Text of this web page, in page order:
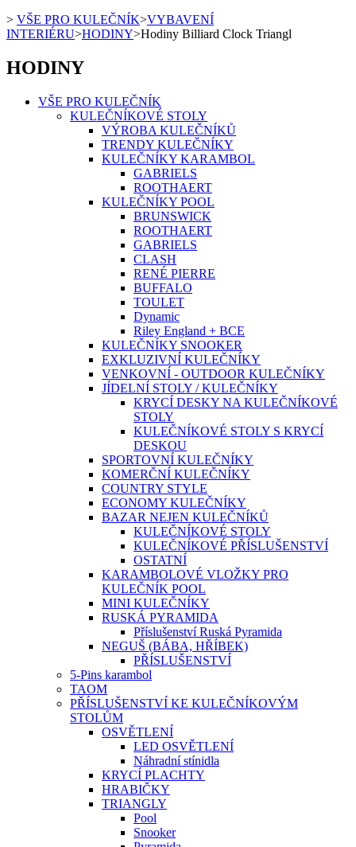
> VŠE PRO KULEČNÍK>VYBAVENÍ
INTERIÉRU>HODINY>Hodiny Billiard Clock Triangl
HODINY
VŠE PRO KULEČNÍK
KULEČNÍKOVÉ STOLY
VÝROBA KULEČNÍKŮ
TRENDY KULEČNÍKY
KULEČNÍKY KARAMBOL
GABRIELS
ROOTHAERT
KULEČNÍKY POOL
BRUNSWICK
ROOTHAERT
GABRIELS
CLASH
RENÉ PIERRE
BUFFALO
TOULET
Dynamic
Riley England + BCE
KULEČNÍKY SNOOKER
EXKLUZIVNÍ KULEČNÍKY
VENKOVNÍ - OUTDOOR KULEČNÍKY
JÍDELNÍ STOLY / KULEČNÍKY
KRYCÍ DESKY NA KULEČNÍKOVÉ
STOLY
KULEČNÍKOVÉ STOLY S KRYCÍ
DESKOU
SPORTOVNÍ KULEČNÍKY
KOMERČNÍ KULEČNÍKY
COUNTRY STYLE
ECONOMY KULEČNÍKY
BAZAR NEJEN KULEČNÍKŮ
KULEČNÍKOVÉ STOLY
KULEČNÍKOVÉ PŘÍSLUŠENSTVÍ
OSTATNÍ
KARAMBOLOVÉ VLOŽKY PRO
KULEČNÍK POOL
MINI KULEČNÍKY
RUSKÁ PYRAMIDA
Příslušenství Ruská Pyramida
NEGUŠ (BÁBA, HŘÍBEK)
PŘÍSLUŠENSTVÍ
5-Pins karambol
TAOM
PŘÍSLUŠENSTVÍ KE KULEČNÍKOVÝM
STOLŮM
OSVĚTLENÍ
LED OSVĚTLENÍ
Náhradní stínidla
KRYCÍ PLACHTY
HRABIČKY
TRIANGLY
Pool
Snooker